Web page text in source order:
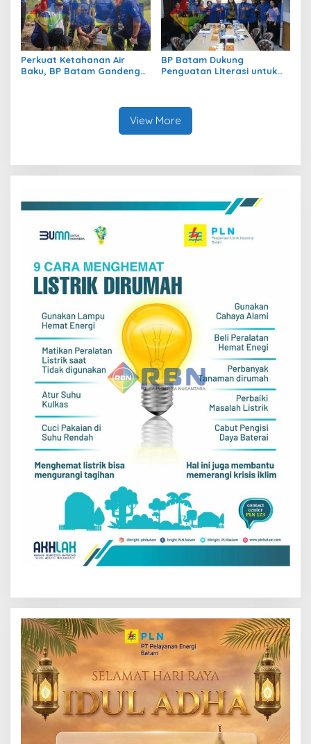
Perkuat Ketahanan Air
Baku, BP Batam Gandeng
BP Batam Dukung
Penguatan Literasi untuk
View More